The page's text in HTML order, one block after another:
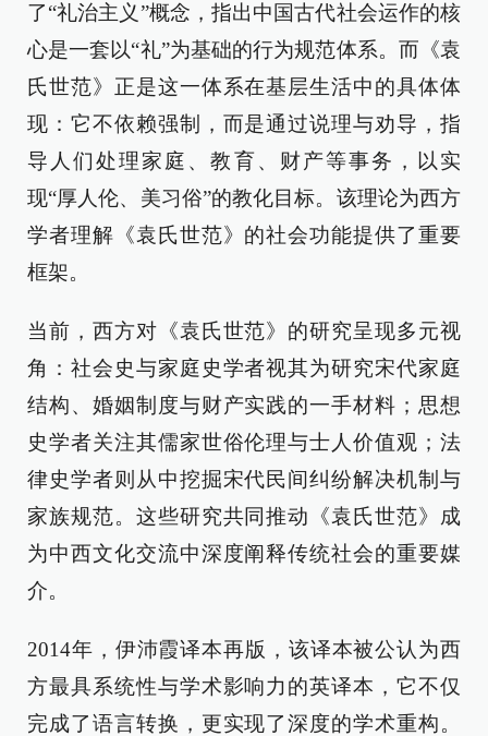
了“礼治主义”概念，指出中国古代社会运作的核
心是一套以“礼”为基础的行为规范体系。而《袁
氏世范》正是这一体系在基层生活中的具体体
现：它不依赖强制，而是通过说理与劝导，指
导人们处理家庭、教育、财产等事务，以实
现“厚人伦、美习俗”的教化目标。该理论为西方
学者理解《袁氏世范》的社会功能提供了重要
框架。
当前，西方对《袁氏世范》的研究呈现多元视
角：社会史与家庭史学者视其为研究宋代家庭
结构、婚姻制度与财产实践的一手材料；思想
史学者关注其儒家世俗伦理与士人价值观；法
律史学者则从中挖掘宋代民间纠纷解决机制与
家族规范。这些研究共同推动《袁氏世范》成
为中西文化交流中深度阐释传统社会的重要媒
介。
2014年，伊沛霞译本再版，该译本被公认为西
方最具系统性与学术影响力的英译本，它不仅
完成了语言转换，更实现了深度的学术重构。